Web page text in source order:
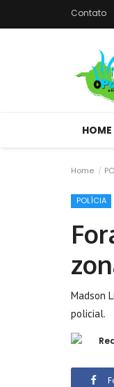
Contato
HOME
Home
POLÍCIA
Madson
policial.